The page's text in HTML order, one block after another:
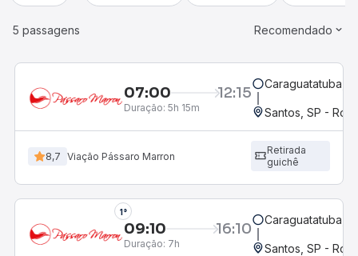
5 passagens Recomendado
07:00 12:15
Duração: 5h 15m
Caraguatatuba,
Santos, SP -
8,7 Viação Pássaro Marron
Retirada
guichê
1°
09:10 16:10
Duração: 7h
Caraguatatuba,
Santos, SP -